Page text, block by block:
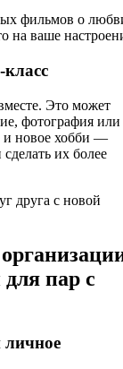
фильмов о
на ваше
Это может
фотография или
и новое хобби —
их более
друга с новой
пар с
личное